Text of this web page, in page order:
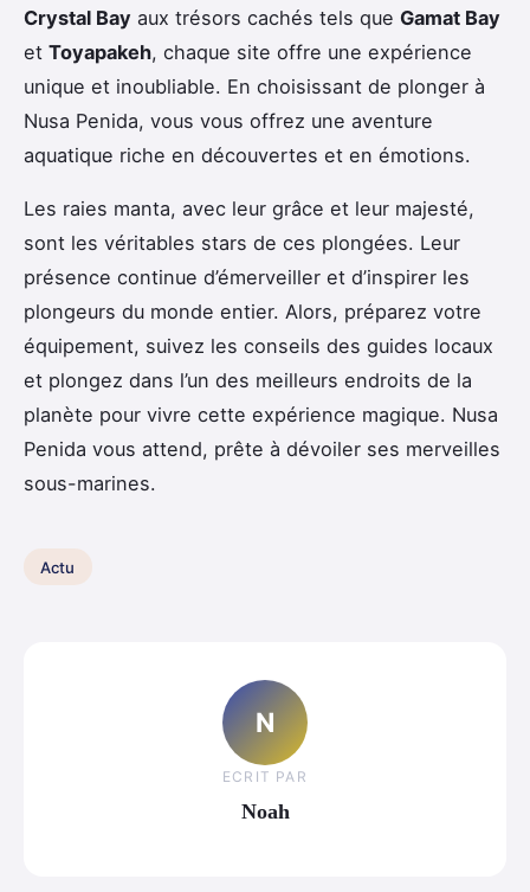
Crystal Bay aux trésors cachés tels que Gamat Bay
et Toyapakeh, chaque site offre une expérience
unique et inoubliable. En choisissant de plonger à
Nusa Penida, vous vous offrez une aventure
aquatique riche en découvertes et en émotions.
Les raies manta, avec leur grâce et leur majesté,
sont les véritables stars de ces plongées. Leur
présence continue d’émerveiller et d’inspirer les
plongeurs du monde entier. Alors, préparez votre
équipement, suivez les conseils des guides locaux
et plongez dans l’un des meilleurs endroits de la
planète pour vivre cette expérience magique. Nusa
Penida vous attend, prête à dévoiler ses merveilles
sous-marines.
Actu
N
ECRIT PAR
Noah